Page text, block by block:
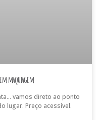
maquiagem
vamos direto ao ponto
lugar. Preço acessível.